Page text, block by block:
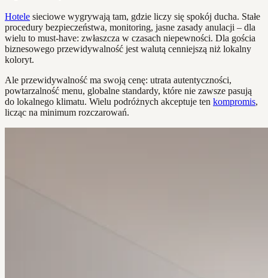
Hotele sieciowe wygrywają tam, gdzie liczy się spokój ducha. Stałe
procedury bezpieczeństwa, monitoring, jasne zasady anulacji – dla
wielu to must-have: zwłaszcza w czasach niepewności. Dla gościa
biznesowego przewidywalność jest walutą cenniejszą niż lokalny
koloryt.
Ale przewidywalność ma swoją cenę: utrata autentyczności,
powtarzalność menu, globalne standardy, które nie zawsze pasują
do lokalnego klimatu. Wielu podróżnych akceptuje ten kompromis,
licząc na minimum rozczarowań.